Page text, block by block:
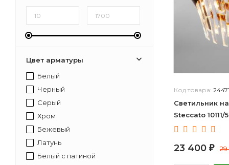
Цвет арматуры
Белый
Черный
Серый
Хром
Бежевый
Латунь
Белый с патиной
Код товара:
Светильник
Steccato
прозрачный
23 400 ₽